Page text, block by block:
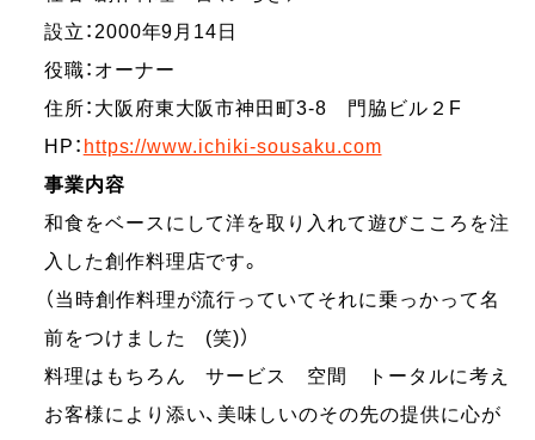
設立：2000年9月14日
役職：オーナー
住所：大阪府東大阪市神田町3-8 門脇ビル２F
HP： https://www.ichiki-sousaku.com
事業内容
和食をベースにして洋を取り入れて遊びこころを注
入した創作料理店です。
（当時創作料理が流行っていてそれに乗っかって名
前をつけました (笑)）
料理はもちろん サービス 空間 トータルに考え
お客様により添い、美味しいのその先の提供に心が